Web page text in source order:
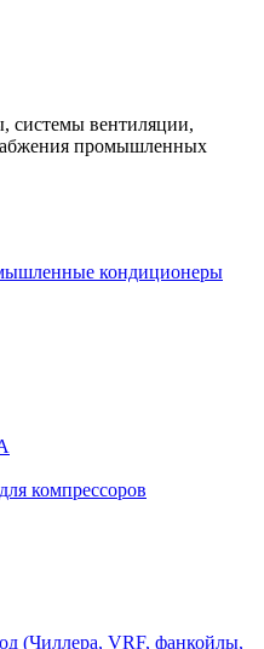
системы вентиляции,
промышленных
кондиционеры
компрессоров
(Чиллера, VRF, фанкойлы,